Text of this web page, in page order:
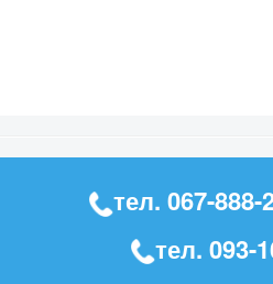
тел. 067-888-
тел. 093-